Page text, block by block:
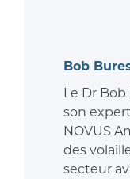
Bob
Le Dr
son
NOVUS
des
secteur